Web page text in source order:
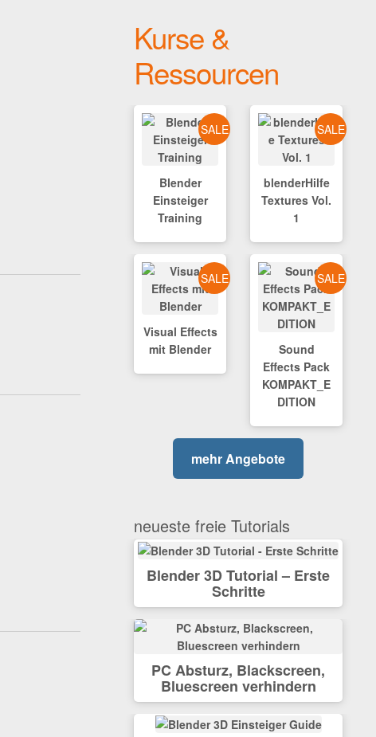
Kurse &
Ressourcen
SALE
Blender
Einsteiger
Training
SALE
blenderHilfe
Textures Vol.
1
SALE
Visual Effects
mit Blender
SALE
Sound
Effects Pack
KOMPAKT_E
DITION
mehr Angebote
neueste freie Tutorials
Blender 3D Tutorial – Erste
Schritte
PC Absturz, Blackscreen,
Bluescreen verhindern